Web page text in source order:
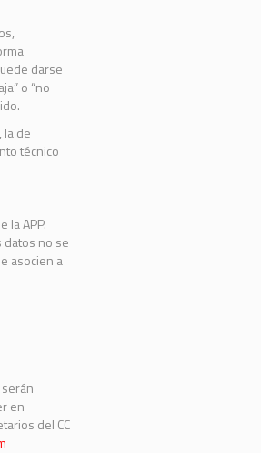
darse
o “no
la de
técnico
la APP.
no se
asocien a
en
del CC